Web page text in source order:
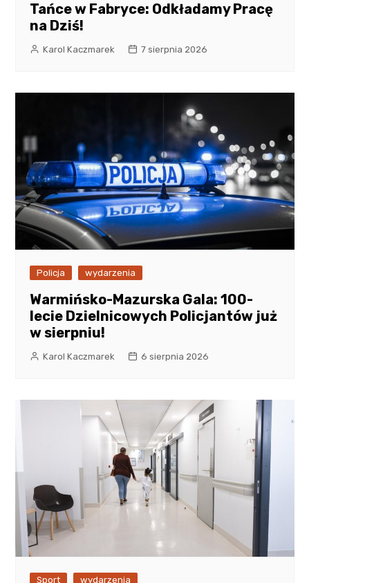
Tańce w Fabryce: Odkładamy Pracę
na Dziś!
Karol Kaczmarek 7 sierpnia 2026
Policja wydarzenia
Warmińsko-Mazurska Gala: 100-
lecie Dzielnicowych Policjantów już
w sierpniu!
Karol Kaczmarek 6 sierpnia 2026
Sport wydarzenia